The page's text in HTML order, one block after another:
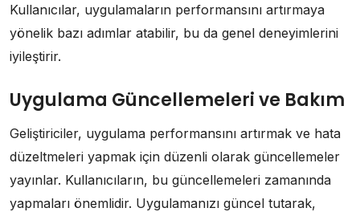
Kullanıcılar, uygulamaların performansını artırmaya
yönelik bazı adımlar atabilir, bu da genel deneyimlerini
iyileştirir.
Uygulama Güncellemeleri ve Bakım
Geliştiriciler, uygulama performansını artırmak ve hata
düzeltmeleri yapmak için düzenli olarak güncellemeler
yayınlar. Kullanıcıların, bu güncellemeleri zamanında
yapmaları önemlidir. Uygulamanızı güncel tutarak,